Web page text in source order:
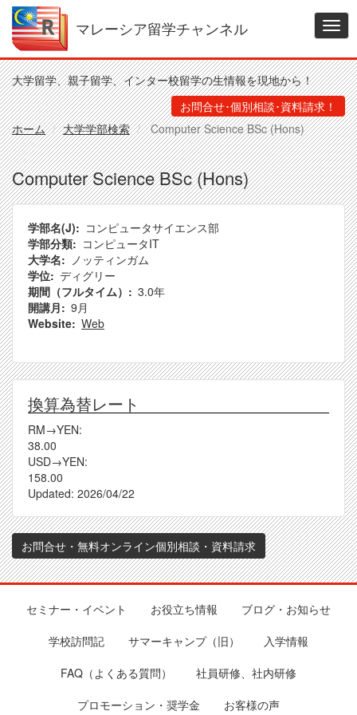
コ
ン
テ
ン
ツ
に
移
動
マレーシア留学チャンネル
大学留学、親子留学、インター校留学の生情報を現地から！
お問合せ･個別相談･資料請求！
ホーム
大学学部検索 Computer Science BSc (Hons)
Computer Science BSc (Hons)
学部名(J)
コンピュータサイエンス部
学部分類
コンピュータIT
大学名
ノッティンガム
学位 ディグリー
期間（フルタイム）
3.0年
開講月
9月
Website Web
換算為替レート
RM→YEN:
38.00
USD→YEN:
158.00
Updated: 2026/04/22
お問合せ・無料オンライン個別相談・資料請求
Footerセミナー・イベント お役立ち情報
ブログ・お知らせ
学校訪問記
サマーキャンプ（旧）
入学情報
FAQ（よくある質問）
社員研修、社内研修
プロモーション・奨学金
お客様の声